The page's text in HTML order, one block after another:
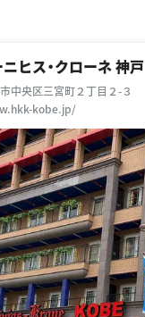
ヒス・クローネ 神戸
中央区三宮町２丁目２-３
kobe.jp/